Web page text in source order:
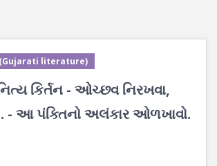
(Gujarati literature)
કિર્તન - ઓચ્છવ નિરખવા,
- આ પંક્તિનો અલંકાર ઓળખાવો.